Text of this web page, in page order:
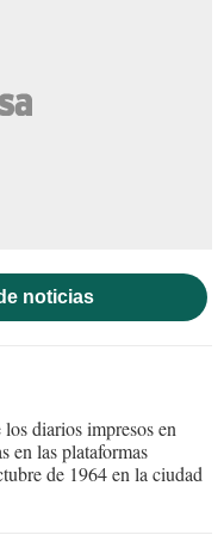
noticias
diarios impresos en
en las plataformas
de 1964 en la ciudad